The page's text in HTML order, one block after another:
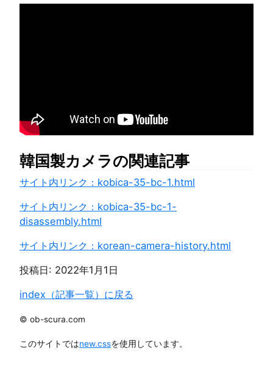
韓国製カメラの関連記事
サイト内リンク：kobica-35-bc-1.html
サイト内リンク：kobica-35-bc-1-
disassembly.html
サイト内リンク：korean-camera-history.html
投稿日: 2022年1月1日
index（記事一覧）に戻る
© ob-scura.com
このサイトではnew.cssを使用しています。